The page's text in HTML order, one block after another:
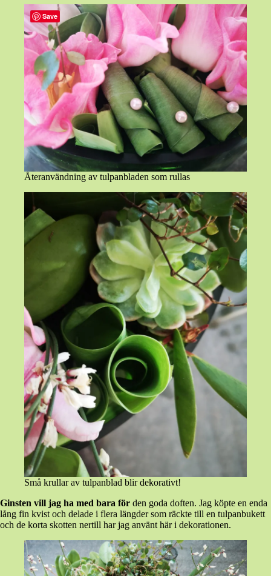
Återanvändning av tulpanbladen som rullas
Små krullar av tulpanblad blir dekorativt!
Ginsten vill jag ha med bara för den goda doften. Jag köpte en enda
lång fin kvist och delade i flera längder som räckte till en tulpanbukett
och de korta skotten nertill har jag använt här i dekorationen.
Save